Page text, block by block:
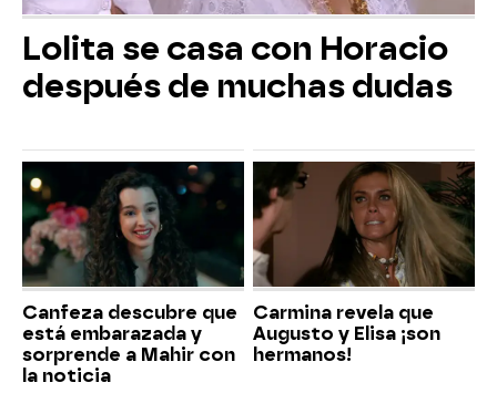
Lolita se casa con Horacio
después de muchas dudas
Canfeza descubre que
está embarazada y
sorprende a Mahir con
la noticia
Carmina revela que
Augusto y Elisa ¡son
hermanos!